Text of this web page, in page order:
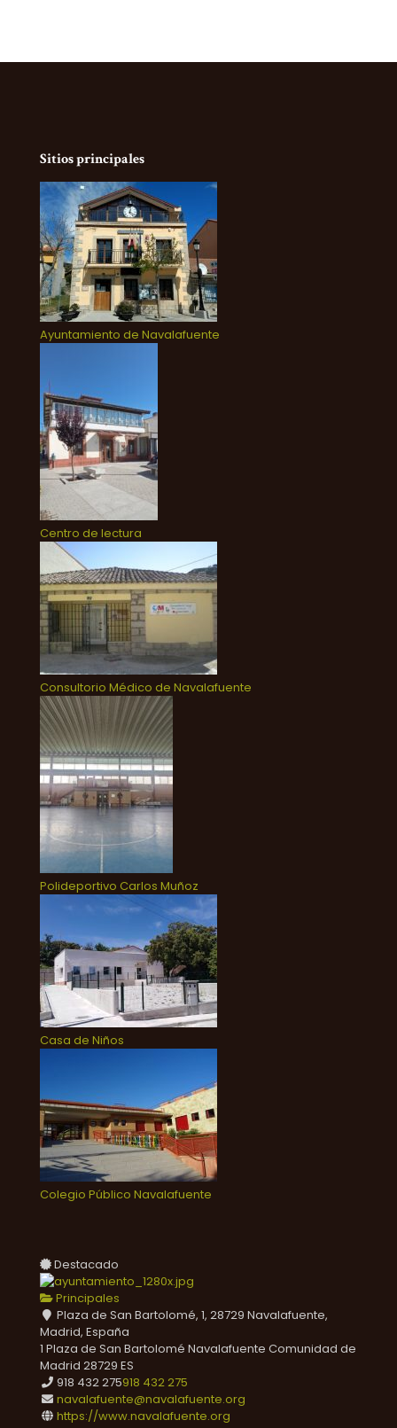
Sitios principales
Ayuntamiento de Navalafuente
Centro de lectura
Consultorio Médico de Navalafuente
Polideportivo Carlos Muñoz
Casa de Niños
Colegio Público Navalafuente
Destacado
Principales
Plaza de San Bartolomé, 1, 28729 Navalafuente,
Madrid, España
1 Plaza de San Bartolomé Navalafuente Comunidad de
Madrid 28729 ES
918 432 275918 432 275
navalafuente@navalafuente.org
https://www.navalafuente.org